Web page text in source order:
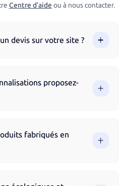
Centre d’aide ou à nous contacter.
devis sur votre site ?
à chaque étape pour
proposez-
UV et tampographie.
au support choisi pour un
fabriqués en